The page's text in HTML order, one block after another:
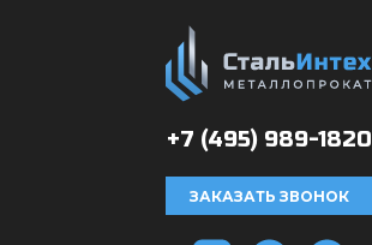
+7 (495)989-1820
ЗАКАЗАТЬ ЗВОНОК